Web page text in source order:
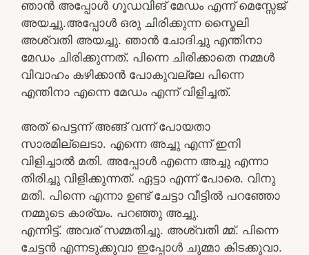
ഞാൻ അപ്പോൾ ഗൂഡവിങ് മേഡം എന്ന് മെസ്സേജ്
അയച്ചു.അപ്പോൾ ഒരു ചിരിക്കുന്ന സ്മൈലി
അശ്വതി അയച്ചു. ഞാൻ ചോദിച്ചു എന്തിനാ
മേഡം ചിരിക്കുന്നത്. പിന്നെ ചിരിക്കാതെ നമ്മൾ
വിവാഹം കഴിക്കാൻ പോകുവല്ലേ പിന്നെ
എന്തിനാ എന്നെ മേഡം എന്ന് വിളിച്ചത്.
അത് പെട്ടന്ന് അങ്ങ് വന്ന് പോയതാ
സാരമില്ലെടാ. എന്നെ അച്ചു എന്ന് ഇനി
വിളിച്ചാൽ മതി. അപ്പോൾ എന്നെ അച്ചു എന്നാ
തിരിച്ചു വിളിക്കുന്നത്. ഏട്ടാ എന്ന് പോരെ. വിനു
മതി. പിന്നെ എന്നാ ഉണ്ട് ചേട്ടാ വീട്ടിൽ പറഞ്ഞോ
നമ്മുടെ കാര്യം. പറഞ്ഞു അച്ചു.
എന്നിട്ട്. അവര് സമ്മതിച്ചു. അശ്വതി മ്മ്. പിന്നെ
ചേട്ടൻ എന്നടുക്കുവാ ഇപ്പോൾ ചുമ്മാ കിടക്കുവാ.